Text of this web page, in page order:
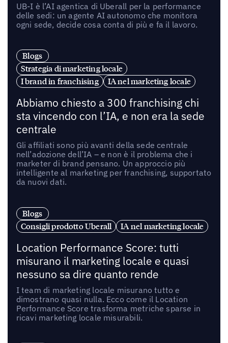
UB-I è l’AI agentica di Uberall per la performance
delle sedi: un agente AI autonomo che monitora
ogni sede, decide cosa conta di più e fa il lavoro.
Blogs
Strategia di marketing locale
I brand in franchising
IA nel marketing locale
Abbiamo chiesto a 300 franchising chi
sta vincendo con l’IA, e non era la sede
centrale
Gli affiliati sono più avanti della sede centrale
nell’adozione dell’IA – e non è il problema che i
marketer di brand pensano. Un approccio più
intelligente al marketing per franchising, supportato
da nuovi dati.
Blogs
Consigli prodotto Uberall
IA nel marketing locale
Location Performance Score: tutti
misurano il marketing locale e quasi
nessuno sa dire quanto rende
I team di marketing locale misurano tutto e
dimostrano quasi nulla. Ecco come il Location
Performance Score trasforma metriche sparse in
ricavi marketing locale misurabili.